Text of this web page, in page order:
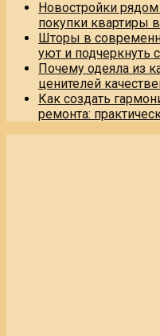
Новостройки
покупки квартиры
Шторы в
уют и подчеркнуть
Почему одеяла из
ценителей
Как создать
ремонта: